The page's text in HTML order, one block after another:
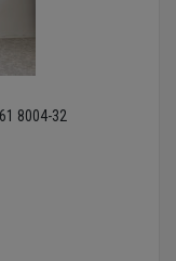
8004-32